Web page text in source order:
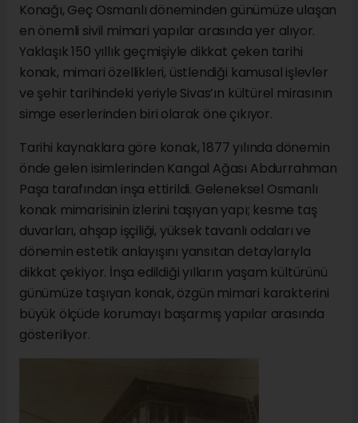
Konağı, Geç Osmanlı döneminden günümüze ulaşan
en önemli sivil mimari yapılar arasında yer alıyor.
Yaklaşık 150 yıllık geçmişiyle dikkat çeken tarihi
konak, mimari özellikleri, üstlendiği kamusal işlevler
ve şehir tarihindeki yeriyle Sivas’ın kültürel mirasının
simge eserlerinden biri olarak öne çıkıyor.
Tarihi kaynaklara göre konak, 1877 yılında dönemin
önde gelen isimlerinden Kangal Ağası Abdurrahman
Paşa tarafından inşa ettirildi. Geleneksel Osmanlı
konak mimarisinin izlerini taşıyan yapı; kesme taş
duvarları, ahşap işçiliği, yüksek tavanlı odaları ve
dönemin estetik anlayışını yansıtan detaylarıyla
dikkat çekiyor. İnşa edildiği yılların yaşam kültürünü
günümüze taşıyan konak, özgün mimari karakterini
büyük ölçüde korumayı başarmış yapılar arasında
gösteriliyor.